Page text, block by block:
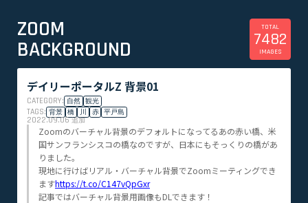
ZOOM
BACKGROUND
TOTAL
7482
IMAGES
デイリーポータルZ 背景01
CATEGORY: 自然 観光
TAGS: 背景 橋 川 赤 平戸島
2022.09.06追加
Zoomのバーチャル背景のデフォルトになってるあの赤い橋、米
国サンフランシスコの橋なのですが、日本にもそっくりの橋があ
りました。
現地に行けばリアル・バーチャル背景でZoomミーティングでき
ますhttps://t.co/C147vQpGxr
記事ではバーチャル背景用画像もDLできます！